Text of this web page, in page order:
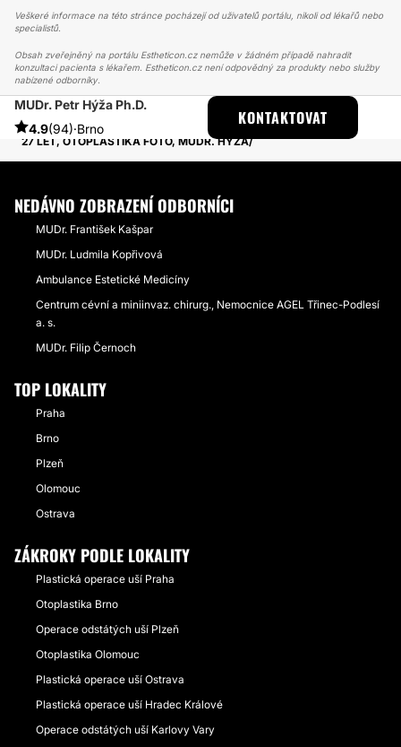
Veškeré informace na této stránce pocházejí od uživatelů portálu, nikoli od lékařů nebo
specialistů.
Obsah zveřejněný na portálu Estheticon.cz nemůže v žádném případě nahradit
konzultaci pacienta s lékařem. Estheticon.cz není odpovědný za produkty nebo služby
nabízené odborníky.
MUDr. Petr Hýža Ph.D.
4.9(94)·Brno
KONTAKTOVAT
ESTHETICON
PŘÍBĚHY
PŘÍBĚHY TÝKAJÍCÍ SE ZÁKROKU OTOPLASTIKA
27 LET, OTOPLASTIKA FOTO, MUDR. HÝŽA
NEDÁVNO ZOBRAZENÍ ODBORNÍCI
MUDr. František Kašpar
MUDr. Ludmila Kopřivová
Ambulance Estetické Medicíny
Centrum cévní a miniinvaz. chirurg., Nemocnice AGEL Třinec-Podlesí
a. s.
MUDr. Filip Černoch
TOP LOKALITY
Praha
Brno
Plzeň
Olomouc
Ostrava
ZÁKROKY PODLE LOKALITY
Plastická operace uší Praha
Otoplastika Brno
Operace odstátých uší Plzeň
Otoplastika Olomouc
Plastická operace uší Ostrava
Plastická operace uší Hradec Králové
Operace odstátých uší Karlovy Vary